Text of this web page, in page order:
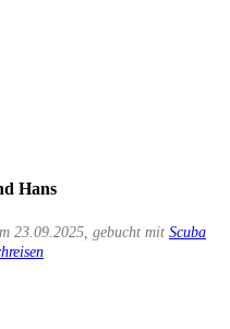
Hans
23.09.2025, gebucht mit Scuba